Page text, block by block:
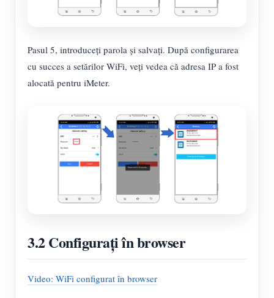
Pasul 5, introduceți parola și salvați. După configurarea
cu succes a setărilor WiFi, veți vedea că adresa IP a fost
alocată pentru iMeter.
3.2 Configurați în browser
Video: WiFi configurat în browser